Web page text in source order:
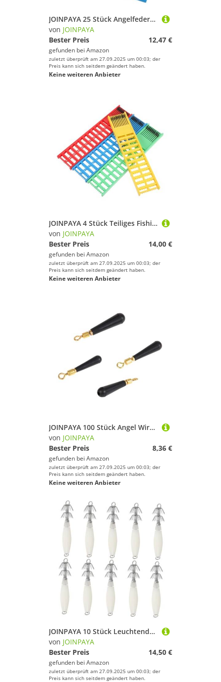
JOINPAYA 25 Stück Angelfederhaken Karpfenangeln Feeder Karpfenfutterspender Schwimmköderhalter Angelköderfalle Käfig Feeder Karpfenköder Angel Angelhaken
von JOINPAYA
Bester Preis
12,47 €
gefunden bei Amazon
zuletzt überprüft am 27.09.2025 um 00:03; der
Preis kann sich seitdem geändert haben.
Keine weiteren Anbieter
JOINPAYA 4 Stück Teiliges Fishing Snelled Hook Holder aus Stabilem Abs Kunststoff Praktischer Organizer für Angelhaken und Vorfächer Leichter Tackle Halter für Angler Problemloses
von JOINPAYA
Bester Preis
14,00 €
gefunden bei Amazon
zuletzt überprüft am 27.09.2025 um 00:03; der
Preis kann sich seitdem geändert haben.
Keine weiteren Anbieter
JOINPAYA 100 Stück Angel Wirbel Kupfer Kopf Großes Rolling Drift Float Connector für Fluss See Meer Angeln Langlebig Elastisch Verhindert Schnurverwicklungen Geeignet für Tiefenfixierung
von JOINPAYA
Bester Preis
8,36 €
gefunden bei Amazon
zuletzt überprüft am 27.09.2025 um 00:03; der
Preis kann sich seitdem geändert haben.
Keine weiteren Anbieter
JOINPAYA 10 Stück Leuchtender Tintenfischhaken Glow Nacht Angelhaken Tintenfischhaken für das Meeresfischen Glühen - -Angelzubehör hart Angeln Metall Weiß
von JOINPAYA
Bester Preis
14,50 €
gefunden bei Amazon
zuletzt überprüft am 27.09.2025 um 00:03; der
Preis kann sich seitdem geändert haben.